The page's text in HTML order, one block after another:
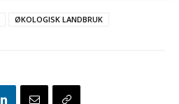
ØKOLOGISK LANDBRUK